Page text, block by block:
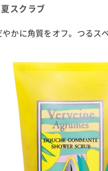
スクラブ
かに角質をオフ。つるス